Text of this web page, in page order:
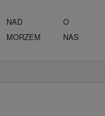
NAD
MORZEM
O
NAS